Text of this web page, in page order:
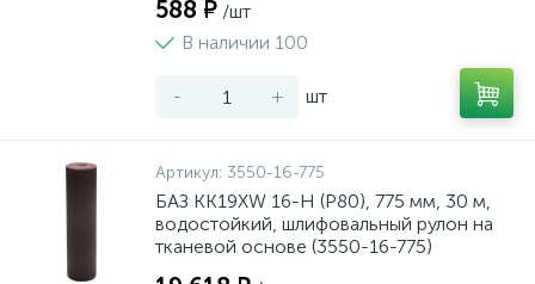
588 ₽ /шт
В наличии 100
- + шт
Артикул: 3550-16-775
БАЗ KK19XW 16-H (Р80), 775 мм, 30 м,
водостойкий, шлифовальный рулон на
тканевой основе (3550-16-775)